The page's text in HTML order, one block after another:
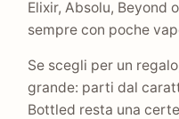
Elixir, Absolu, Beyond
sempre con poche
Se scegli per un
grande: parti dal
Bottled resta una